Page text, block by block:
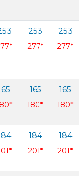
253
277*
253
277*
165
180*
165
180*
184
201*
184
201*